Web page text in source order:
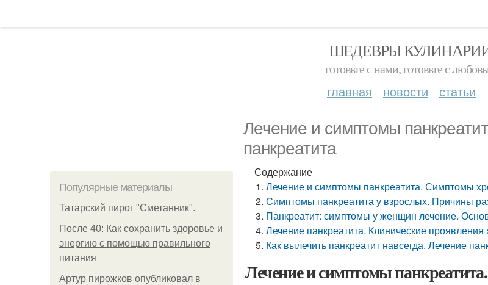
ШЕДЕВРЫ
готовьте с нами, готовьте с
главная новости статьи
Лечение и симптомы
панкреатита
Популярные материалы
Татарский пирог "Сметанник".
После 40: Как сохранить здоровье и
энергию с помощью правильного
питания
Артур пирожков опубликовал в
Содержание
Лечение и симптомы панкреатита. Симптомы
Симптомы панкреатита у взрослых. Причины
Панкреатит: симптомы у женщин лечение.
Лечение панкреатита. Клинические проявления
Как вылечить панкреатит навсегда. Лечение
Лечение и симптомы